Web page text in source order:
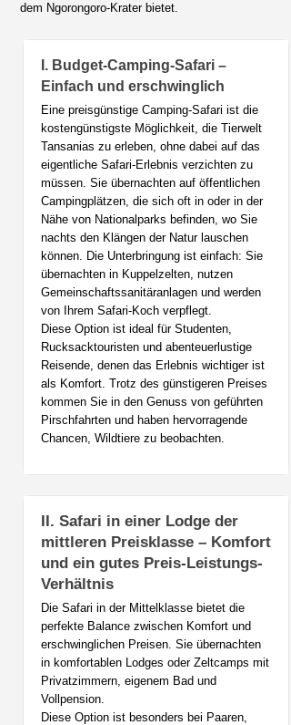
dem Ngorongoro-Krater bietet.
I. Budget-Camping-Safari –
Einfach und erschwinglich
Eine preisgünstige Camping-Safari ist die
kostengünstigste Möglichkeit, die Tierwelt
Tansanias zu erleben, ohne dabei auf das
eigentliche Safari-Erlebnis verzichten zu
müssen. Sie übernachten auf öffentlichen
Campingplätzen, die sich oft in oder in der
Nähe von Nationalparks befinden, wo Sie
nachts den Klängen der Natur lauschen
können. Die Unterbringung ist einfach: Sie
übernachten in Kuppelzelten, nutzen
Gemeinschaftssanitäranlagen und werden
von Ihrem Safari-Koch verpflegt.
Diese Option ist ideal für Studenten,
Rucksacktouristen und abenteuerlustige
Reisende, denen das Erlebnis wichtiger ist
als Komfort. Trotz des günstigeren Preises
kommen Sie in den Genuss von geführten
Pirschfahrten und haben hervorragende
Chancen, Wildtiere zu beobachten.
II. Safari in einer Lodge der
mittleren Preisklasse – Komfort
und ein gutes Preis-Leistungs-
Verhältnis
Die Safari in der Mittelklasse bietet die
perfekte Balance zwischen Komfort und
erschwinglichen Preisen. Sie übernachten
in komfortablen Lodges oder Zeltcamps mit
Privatzimmern, eigenem Bad und
Vollpension.
Diese Option ist besonders bei Paaren,